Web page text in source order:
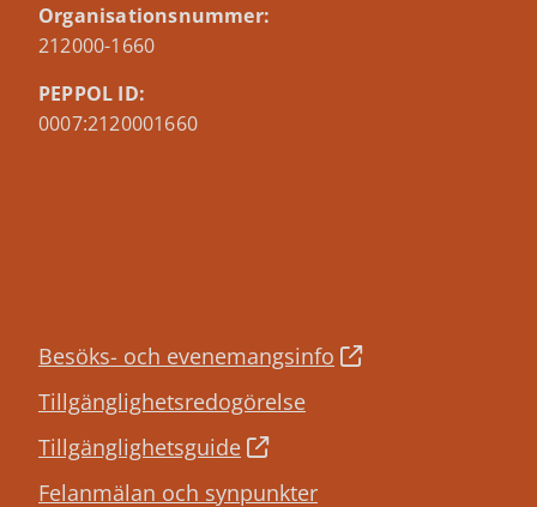
Organisationsnummer:
212000-1660
PEPPOL ID:
0007:2120001660
Besöks- och evenemangsinfo
Tillgänglighetsredogörelse
Tillgänglighetsguide
Felanmälan och synpunkter